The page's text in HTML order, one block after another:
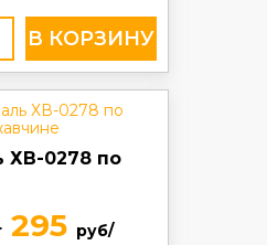
ХВ-0278 по
295 руб/